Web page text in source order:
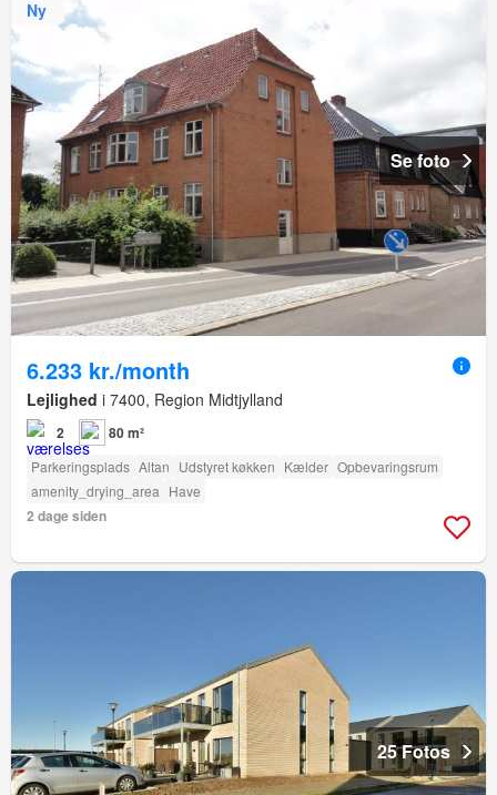
Ny
Se foto
6.233 kr./month
Lejlighed i 7400, Region Midtjylland
2 80 m²
Parkeringsplads Altan Udstyret køkken Kælder Opbevaringsrum
amenity_drying_area Have
2 dage siden
25 Fotos